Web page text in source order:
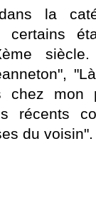
la
certains
chez mon
récents
du voisin".